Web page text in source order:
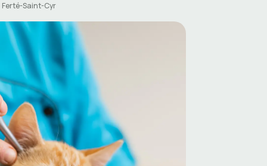
Ferté-Saint-Cyr